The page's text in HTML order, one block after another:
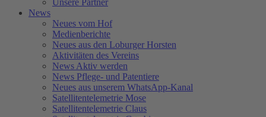
News
Neues vom Hof
Medienberichte
Neues aus den Loburger Horsten
Aktivitäten des Vereins
News Aktiv werden
News Pflege- und Patentiere
Neues aus unserem WhatsApp-Kanal
Satellitentelemetrie Mose
Satellitentelemetrie Claus